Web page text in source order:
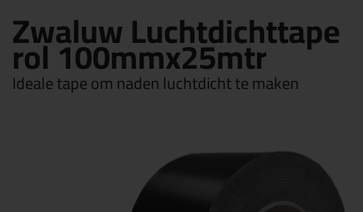
Zwaluw Luchtdichttape
rol 100mmx25mtr
Ideale tape om naden luchtdicht te maken